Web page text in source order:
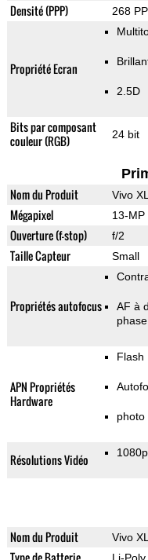
Densité (PPP) 268
Propriété Ecran
2.5D
Bits par composant
couleur (RGB)
24 bit
Nom du Produit Vivo
Mégapixel 13-MP
Ouverture (f-stop) f/2
Taille Capteur Small
Propriétés autofocus
AF à
phase
APN Propriétés
Hardware
Flash
photo
Résolutions Vidéo
Nom du Produit Vivo